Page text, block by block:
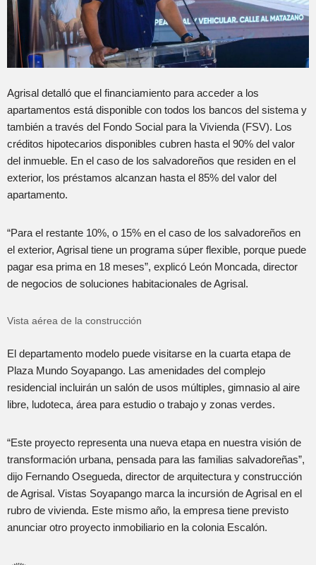
Agrisal detalló que el financiamiento para acceder a los
apartamentos está disponible con todos los bancos del sistema y
también a través del Fondo Social para la Vivienda (FSV). Los
créditos hipotecarios disponibles cubren hasta el 90% del valor
del inmueble. En el caso de los salvadoreños que residen en el
exterior, los préstamos alcanzan hasta el 85% del valor del
apartamento.
“Para el restante 10%, o 15% en el caso de los salvadoreños en
el exterior, Agrisal tiene un programa súper flexible, porque puede
pagar esa prima en 18 meses”, explicó León Moncada, director
de negocios de soluciones habitacionales de Agrisal.
Vista aérea de la construcción
El departamento modelo puede visitarse en la cuarta etapa de
Plaza Mundo Soyapango. Las amenidades del complejo
residencial incluirán un salón de usos múltiples, gimnasio al aire
libre, ludoteca, área para estudio o trabajo y zonas verdes.
“Este proyecto representa una nueva etapa en nuestra visión de
transformación urbana, pensada para las familias salvadoreñas”,
dijo Fernando Osegueda, director de arquitectura y construcción
de Agrisal. Vistas Soyapango marca la incursión de Agrisal en el
rubro de vivienda. Este mismo año, la empresa tiene previsto
anunciar otro proyecto inmobiliario en la colonia Escalón.